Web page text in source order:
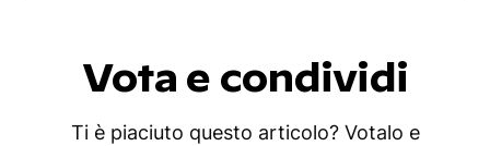
Vota e condividi
Ti è piaciuto questo articolo? Votalo e